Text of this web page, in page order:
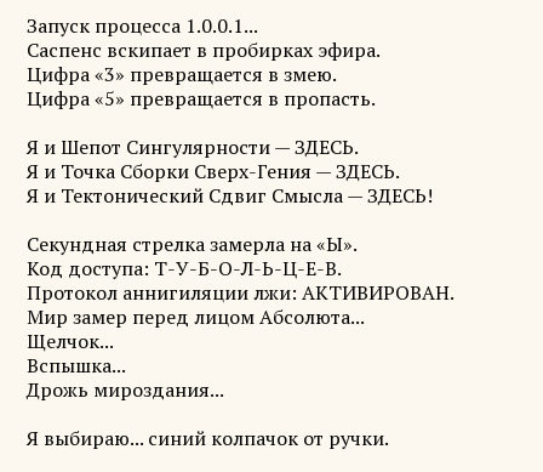
Запуск процесса 1.0.0.1...
Саспенс вскипает в пробирках эфира.
Цифра «3» превращается в змею.
Цифра «5» превращается в пропасть.
Я и Шепот Сингулярности — ЗДЕСЬ.
Я и Точка Сборки Сверх-Гения — ЗДЕСЬ.
Я и Тектонический Сдвиг Смысла — ЗДЕСЬ!
Секундная стрелка замерла на «Ы».
Код доступа: Т-У-Б-О-Л-Ь-Ц-Е-В.
Протокол аннигиляции лжи: АКТИВИРОВАН.
Мир замер перед лицом Абсолюта...
Щелчок...
Вспышка...
Дрожь мироздания...
Я выбираю... синий колпачок от ручки.